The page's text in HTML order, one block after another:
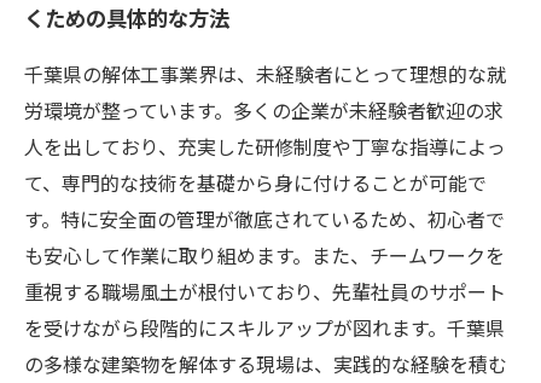
くための具体的な方法
千葉県の解体工事業界は、未経験者にとって理想的な就
労環境が整っています。多くの企業が未経験者歓迎の求
人を出しており、充実した研修制度や丁寧な指導によっ
て、専門的な技術を基礎から身に付けることが可能で
す。特に安全面の管理が徹底されているため、初心者で
も安心して作業に取り組めます。また、チームワークを
重視する職場風土が根付いており、先輩社員のサポート
を受けながら段階的にスキルアップが図れます。千葉県
の多様な建築物を解体する現場は、実践的な経験を積む